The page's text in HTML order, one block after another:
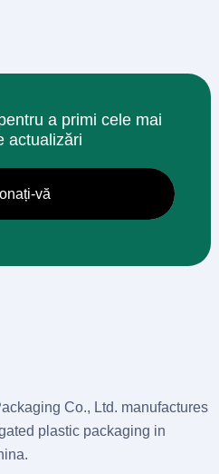
a primi cele mai
actualizări
Co., Ltd. manufactures
plastic packaging in